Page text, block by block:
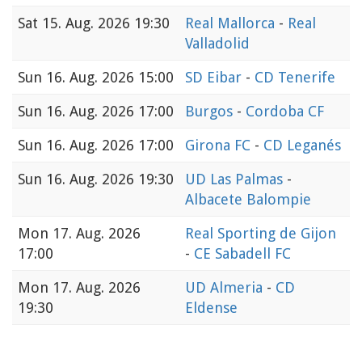
Sat 15. Aug. 2026 19:30 Real Mallorca - Real
Valladolid
Sun 16. Aug. 2026 15:00 SD Eibar - CD Tenerife
Sun 16. Aug. 2026 17:00 Burgos - Cordoba CF
Sun 16. Aug. 2026 17:00 Girona FC - CD Leganés
Sun 16. Aug. 2026 19:30 UD Las Palmas -
Albacete Balompie
Mon 17. Aug. 2026
17:00
Real Sporting de Gijon
- CE Sabadell FC
Mon 17. Aug. 2026
19:30
UD Almeria - CD
Eldense